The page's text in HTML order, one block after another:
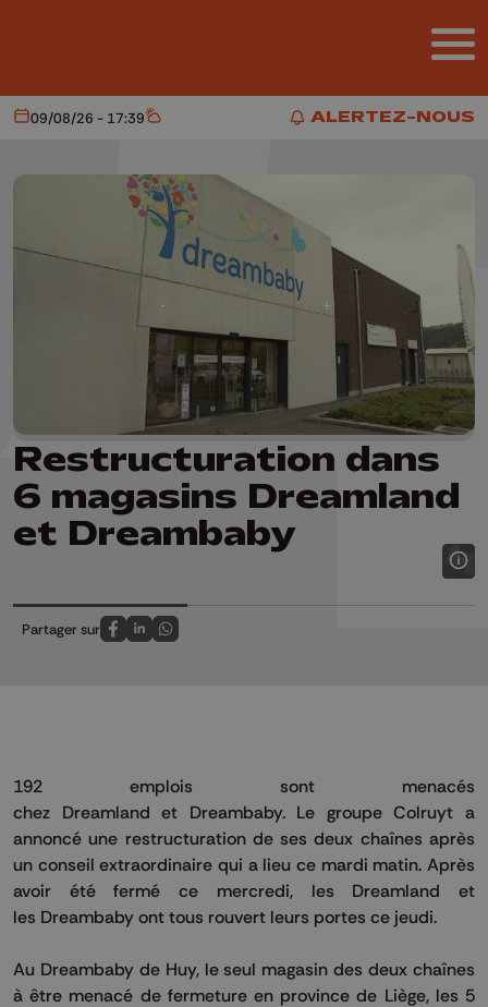
ALERTEZ-NOUS
ALERTEZ-NOUS
Aujourd'hui
09/08/26 - 17:39 Météo
Restructuration dans
6 magasins Dreamland
et Dreambaby
Partager sur
Partagez sur FaceBook
Partagez sur LinkedIn
Partagez sur Whatsapp
192 emplois sont menacés
chez Dreamland et Dreambaby.Le groupe Colruyt a
annoncé une restructuration de ses deux chaînes après
un conseil extraordinaire qui a lieu ce mardi matin. Après
avoir été fermé ce mercredi, les Dreamland et
les Dreambaby ont tous rouvert leurs portes ce jeudi.
Au Dreambaby de Huy, le seul magasin des deux chaînes
à être menacé de fermeture en province de Liège, les 5